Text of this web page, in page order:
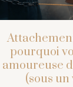
pourquoi
amoureuse
(sous